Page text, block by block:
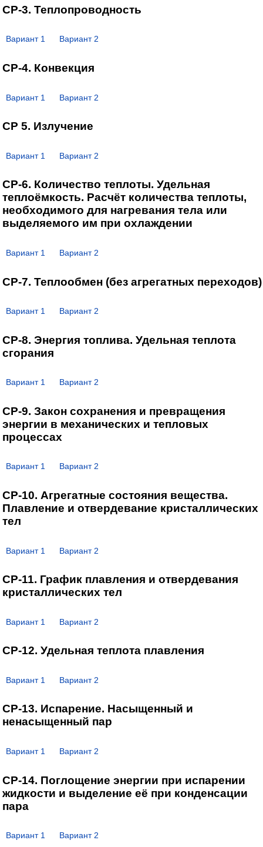
СР-3. Теплопроводность
Вариант 1 Вариант 2
СР-4. Конвекция
Вариант 1 Вариант 2
СР 5. Излучение
Вариант 1 Вариант 2
СР-6. Количество теплоты. Удельная
теплоёмкость. Расчёт количества теплоты,
необходимого для нагревания тела или
выделяемого им при охлаждении
Вариант 1 Вариант 2
СР-7. Теплообмен (без агрегатных переходов)
Вариант 1 Вариант 2
СР-8. Энергия топлива. Удельная теплота
сгорания
Вариант 1 Вариант 2
СР-9. Закон сохранения и превращения
энергии в механических и тепловых
процессах
Вариант 1 Вариант 2
СР-10. Агрегатные состояния вещества.
Плавление и отвердевание кристаллических
тел
Вариант 1 Вариант 2
СР-11. График плавления и отвердевания
кристаллических тел
Вариант 1 Вариант 2
СР-12. Удельная теплота плавления
Вариант 1 Вариант 2
СР-13. Испарение. Насыщенный и
ненасыщенный пар
Вариант 1 Вариант 2
СР-14. Поглощение энергии при испарении
жидкости и выделение её при конденсации
пара
Вариант 1 Вариант 2